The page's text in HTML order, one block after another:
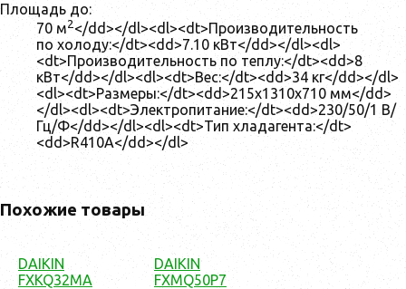
Площадь до:
70 м2</dd></dl><dl><dt>Производительность
по холоду:</dt><dd>7.10 кВт</dd></dl><dl>
<dt>Производительность по теплу:</dt><dd>8
кВт</dd></dl><dl><dt>Вес:</dt><dd>34 кг</dd></dl>
<dl><dt>Размеры:</dt><dd>215x1310x710 мм</dd>
</dl><dl><dt>Электропитание:</dt><dd>230/50/1 В/
Гц/Ф</dd></dl><dl><dt>Тип хладагента:</dt>
<dd>R410A</dd></dl>
Похожие товары
DAIKIN
FXKQ32MA
DAIKIN
FXMQ50P7